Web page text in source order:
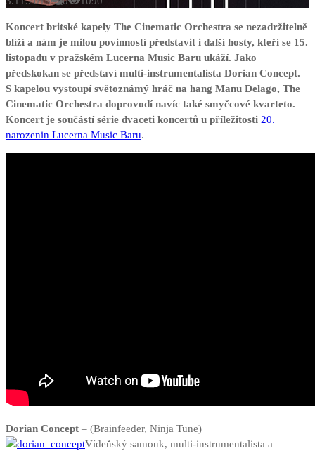
Koncert britské kapely The Cinematic Orchestra se nezadržitelně
blíží a nám je milou povinností představit i další hosty, kteří se 15.
listopadu v pražském Lucerna Music Baru ukáží. Jako
předskokan se představí multi-instrumentalista Dorian Concept.
S kapelou vystoupí světoznámý hráč na hang Manu Delago, The
Cinematic Orchestra doprovodí navíc také smyčcové kvarteto.
Koncert je součástí série dvaceti koncertů u příležitosti 20.
narozenin Lucerna Music Baru.
Dorian Concept – (Brainfeeder, Ninja Tune)
Vídeňský samouk, multi-instrumentalista a